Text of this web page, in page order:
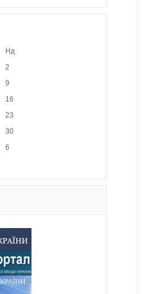
Нд
2
9
16
23
30
6